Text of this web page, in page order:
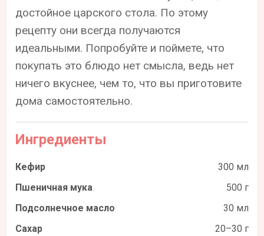
достойное царского стола. По этому
рецепту они всегда получаются
идеальными. Попробуйте и поймете, что
покупать это блюдо нет смысла, ведь нет
ничего вкуснее, чем то, что вы приготовите
дома самостоятельно.
Ингредиенты
Кефир
300 мл
Пшеничная мука
500 г
Подсолнечное масло
30 мл
Сахар
20–30 г